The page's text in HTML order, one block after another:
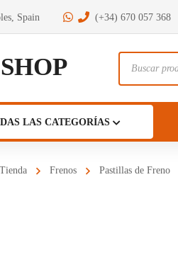
Spain (+34) 670 057 368
SHOP
de
productos
LAS CATEGORÍAS
Tienda Frenos Pastillas de Freno